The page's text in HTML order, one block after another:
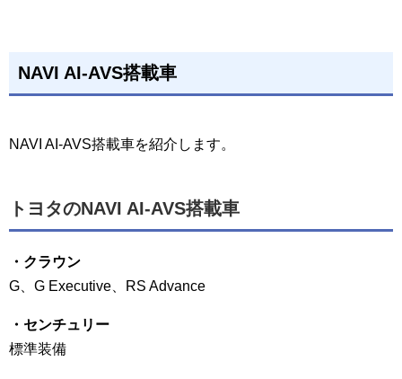
NAVI AI-AVS搭載車
NAVI AI-AVS搭載車を紹介します。
トヨタのNAVI AI-AVS搭載車
・クラウン
G、G Executive、RS Advance
・センチュリー
標準装備